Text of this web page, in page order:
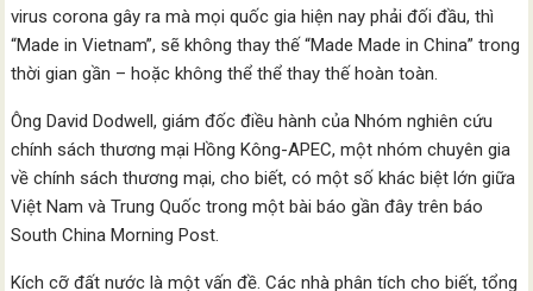
virus corona gây ra mà mọi quốc gia hiện nay phải đối đầu, thì
“Made in Vietnam”, sẽ không thay thế “Made Made in China” trong
thời gian gần – hoặc không thể thể thay thế hoàn toàn.
Ông David Dodwell, giám đốc điều hành của Nhóm nghiên cứu
chính sách thương mại Hồng Kông-APEC, một nhóm chuyên gia
về chính sách thương mại, cho biết, có một số khác biệt lớn giữa
Việt Nam và Trung Quốc trong một bài báo gần đây trên báo
South China Morning Post.
Kích cỡ đất nước là một vấn đề. Các nhà phân tích cho biết, tổng